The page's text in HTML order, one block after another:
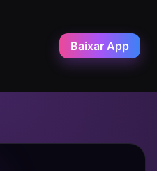
Baixar App